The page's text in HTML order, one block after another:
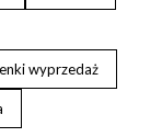
wyprzedaż